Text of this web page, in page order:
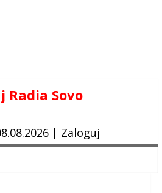
Radia Sovo
| Zaloguj